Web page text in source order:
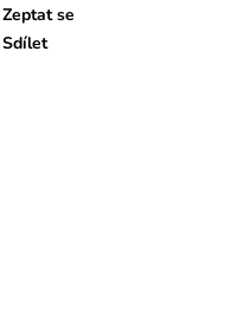
Zeptat se
Sdílet